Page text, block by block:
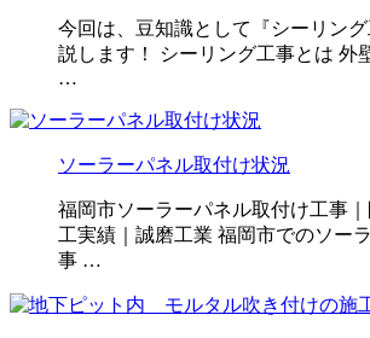
今回は、豆知識として『シーリン
説します！ シーリング工事とは 外
…
ソーラーパネル取付け状況
福岡市ソーラーパネル取付け工事
工実績｜誠磨工業 福岡市でのソー
事 …